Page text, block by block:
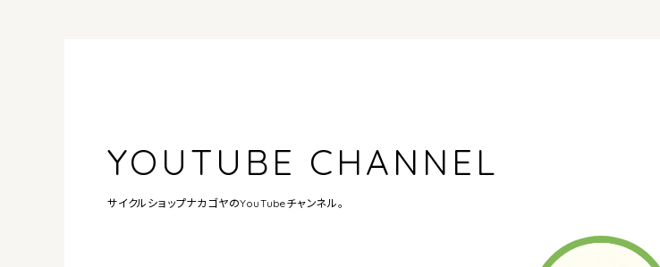
YOUTUBE CHANNEL
サイクルショップナカゴヤのYouTubeチャンネル。